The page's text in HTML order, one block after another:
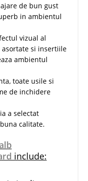
de bun gust
in ambientul
vizual al
si insertiile
ambientul
toate usile si
de inchidere
a selectat
calitate.
include: